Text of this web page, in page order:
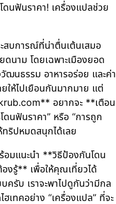
นฟันราคา! เครื่องแปลช่วย
สบการณ์ที่น่าตื่นเต้นเสมอ
ดนาม โดยเฉพาะเมืองยอด
ฒนธรรม อาหารอร่อย และค่า
ให้ไปเยือนกันมากมาย แต่
อยากจะ **เตือน
ดนฟันราคา” หรือ “การถูก
ริปหมดสนุกได้เลย
อมแนะนำ **วิธีป้องกันโดน
งรู้** เพื่อให้คุณเที่ยวได้
ครับ เราจะพาไปดูกันว่ามีกล
เทคอย่าง “เครื่องแปล” ที่จะ